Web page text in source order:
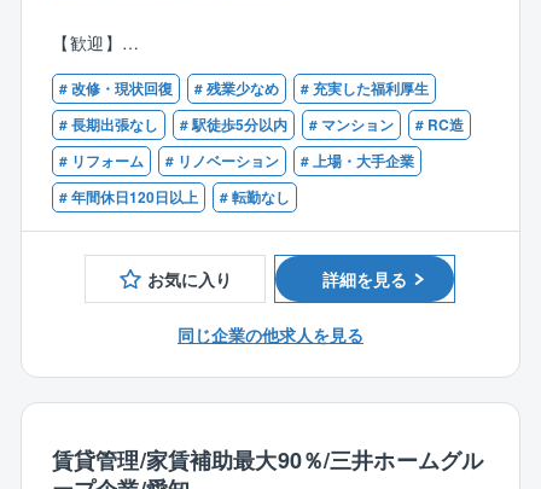
業務進捗も共有していますので、困っていることがあ
アドバイスし合うような高め合う文化もありますの
で、一歩ずつ自分のペースでステップアップできま
す。
【働きやすい環境です】
同社ではフレックスタイム制度を導入しており、お仕
事の内容によっては、直行直帰が可能です。
もちろん、リモートワークもOK。
できるなど、柔軟な働き方ができます。
現場は豊富にありますが、余裕を持ったスケジュール
を組んでいるため、夜遅くまで仕事するような環境は
ありません。
定時になったら仕事を切り上げ、家族が待つ家路に足
早に帰る先輩スタッフが多数活躍しています。
平均残業時間は20時間程度となります。
■チームワークを重視
一人ひとりに担当現場を振り分けますが、何かれば先
輩や上司がフォローに入りますし、チームプレーで工
期までに終わるようにサポートしていく職場です。
【具体的には】
三井ホームが施工した賃貸物件の外装や、一般物件の
【歓迎】
■建築士有資格者
■建築施工管理技士保有者
■集合住宅における新築または修繕の施工管理業務
# 改修・現状回復 # 残業少なめ
# 充実した福利厚生
# 長期出張なし
# 駅徒歩5分以内 # マンション
# RC造
# リフォーム
# リノベーション
# 上場・大手企業
# 年間休日120日以上
# 転勤なし
お気に入り 詳細を見る
同じ企業の他求人を見る
賃貸管理/家賃補助最大90％/三井ホームグル